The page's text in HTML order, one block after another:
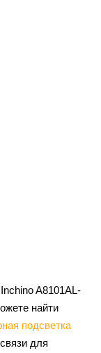
A8101AL-
найти
подсветка
для